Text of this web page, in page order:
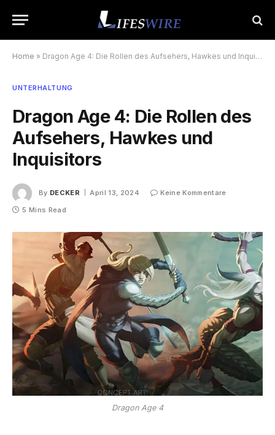
Home » Dragon Age 4: Die Rollen des Aufsehers, Hawkes und Inquisitors
UNTERHALTUNG
Dragon Age 4: Die Rollen des
Aufsehers, Hawkes und
Inquisitors
By DECKER April 13, 2024
Keine Kommentare
5 Mins Read
Dragon Age 4